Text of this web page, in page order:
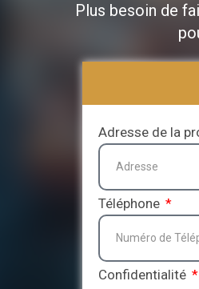
Plus besoin de
Adresse de la
Téléphone
Confidentialité